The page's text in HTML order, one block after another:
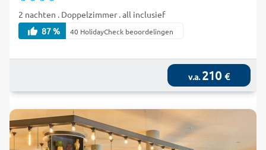
2 nachten . Doppelzimmer . all inclusief
87 %
40 HolidayCheck beoordelingen
v.a.210 €